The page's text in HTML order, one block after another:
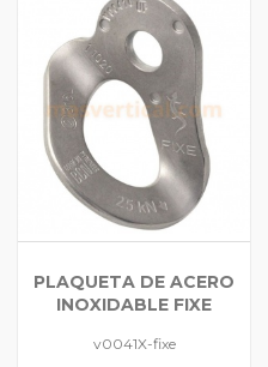
PLAQUETA DE ACERO
INOXIDABLE FIXE
v0041X-fixe